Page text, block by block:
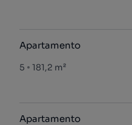
Apartamento
5 181,2 m²
Apartamento